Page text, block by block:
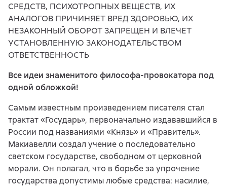
СРЕДСТВ, ПСИХОТРОПНЫХ ВЕЩЕСТВ, ИХ
АНАЛОГОВ ПРИЧИНЯЕТ ВРЕД ЗДОРОВЬЮ, ИХ
НЕЗАКОННЫЙ ОБОРОТ ЗАПРЕЩЕН И ВЛЕЧЕТ
УСТАНОВЛЕННУЮ ЗАКОНОДАТЕЛЬСТВОМ
ОТВЕТСТВЕННОСТЬ
Все идеи знаменитого философа-провокатора под
одной обложкой!
Самым известным произведением писателя стал
трактат «Государь», первоначально издававшийся в
России под названиями «Князь» и «Правитель».
Макиавелли создал учение о последовательно
светском государстве, свободном от церковной
морали. Он полагал, что в борьбе за упрочение
государства допустимы любые средства: насилие,